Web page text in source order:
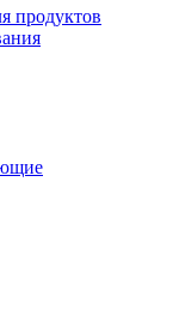
продуктов